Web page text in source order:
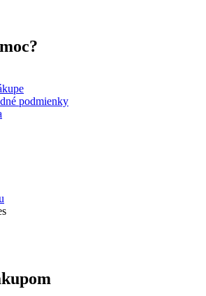
podmienky